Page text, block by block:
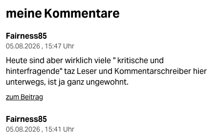
kultur
sport
berlin
nord
verlag
meine Kommentare
Fairness85
05.08.2026 , 15:47 Uhr
Heute sind aber wirklich viele " kritische und
hinterfragende" taz Leser und Kommentarschreiber hier
unterwegs, ist ja ganz ungewohnt.
zum Beitrag
Fairness85
05.08.2026 , 15:41 Uhr